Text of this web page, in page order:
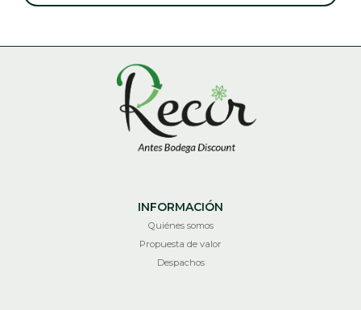
INFORMACIÓN
Quiénes somos
Propuesta de valor
Despachos